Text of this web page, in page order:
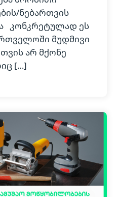
ნებართვის
კონკრეტულად ეს
მუდმივი
არ მქონე
[…]